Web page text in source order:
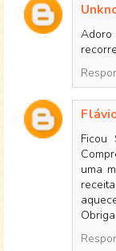
Ficou
uma